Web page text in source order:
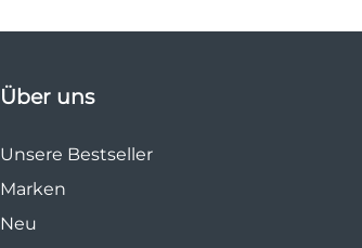
Über uns
Unsere Bestseller
Marken
Neu